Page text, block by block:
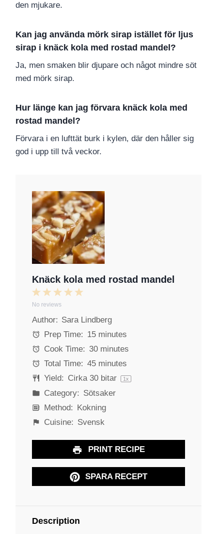
den mjukare.
Kan jag använda mörk sirap istället för ljus
sirap i knäck kola med rostad mandel?
Ja, men smaken blir djupare och något mindre söt
med mörk sirap.
Hur länge kan jag förvara knäck kola med
rostad mandel?
Förvara i en lufttät burk i kylen, där den håller sig
god i upp till två veckor.
Knäck kola med rostad mandel
5
t
r
4
t
a
r
s
3
t
a
r
s
2
S
t
a
r
s
1
S
t
a
No reviews
Author: Sara Lindberg
Prep Time: 15 minutes
Cook Time: 30 minutes
Total Time: 45 minutes
Yield: Cirka 30bitar 1x
Category: Sötsaker
Method: Kokning
Cuisine: Svensk
PRINT RECIPE
SPARA RECEPT
Description